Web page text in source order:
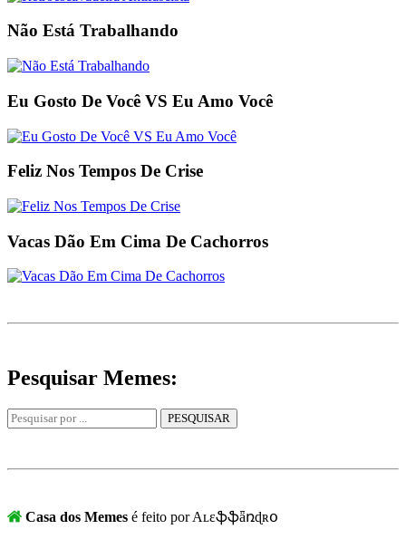
Não Está Trabalhando
Eu Gosto De Você VS Eu Amo Você
Feliz Nos Tempos De Crise
Vacas Dão Em Cima De Cachorros
Pesquisar Memes:
Casa dos Memes é feito por Aʟɛֆֆǟռɖʀօ